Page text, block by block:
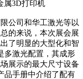
属3D打印机
公司和华工激光等以
的来说，本次展会展
了明显的大型化和智
多激光配置，其成形
展示的最大尺寸设备
品手册中介绍了配有